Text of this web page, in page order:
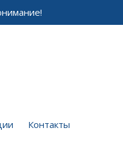
Контакты